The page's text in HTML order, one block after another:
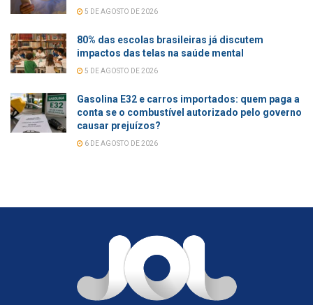
5 DE AGOSTO DE 2026
80% das escolas brasileiras já discutem
impactos das telas na saúde mental
5 DE AGOSTO DE 2026
Gasolina E32 e carros importados: quem paga a
conta se o combustível autorizado pelo governo
causar prejuízos?
6 DE AGOSTO DE 2026